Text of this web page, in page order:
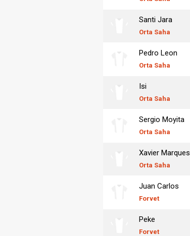
Santi Jara
Orta Saha
Pedro Leon
Orta Saha
Isi
Orta Saha
Sergio Moyita
Orta Saha
Xavier Marques
Orta Saha
Juan Carlos
Forvet
Peke
Forvet